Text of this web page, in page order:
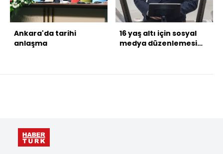
Ankara'da tarihi
anlaşma
16 yaş altı için sosyal
medya düzenlemesi